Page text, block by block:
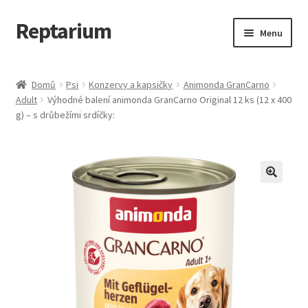
Přeskočit
na
Přejít
k
webu
Reptarium Menu
Košík
Domů Psi Konzervy a kapsičky
Animonda GranCarno
Adult
Výhodné balení animonda GranCarno Original 12 ks (12 x 400
g) – s drůbežími srdíčky: